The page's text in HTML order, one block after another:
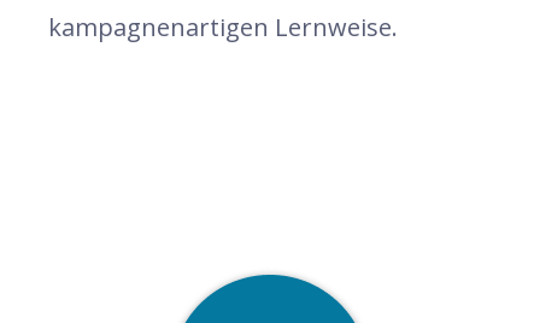
kampagnenartigen Lernweise.